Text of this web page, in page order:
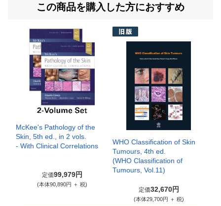
この商品を購入した方におすすめ
McKee's Pathology of the
Skin, 5th ed., in 2 vols.
- With Clinical Correlations
定価99,979円
(本体90,890円 ＋ 税)
WHO Classification of Skin
Tumours, 4th ed.
(WHO Classification of
Tumours, Vol.11)
定価32,670円
(本体29,700円 ＋ 税)